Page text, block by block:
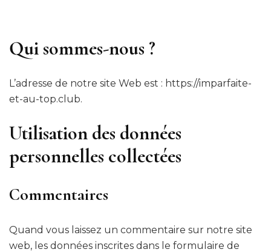
Qui sommes-nous ?
L’adresse de notre site Web est : https://imparfaite-
et-au-top.club.
Utilisation des données
personnelles collectées
Commentaires
Quand vous laissez un commentaire sur notre site
web, les données inscrites dans le formulaire de